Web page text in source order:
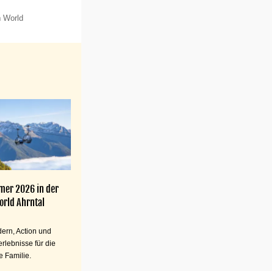
World
2026 in der
Ahrntal
Action und
für die
Familie.